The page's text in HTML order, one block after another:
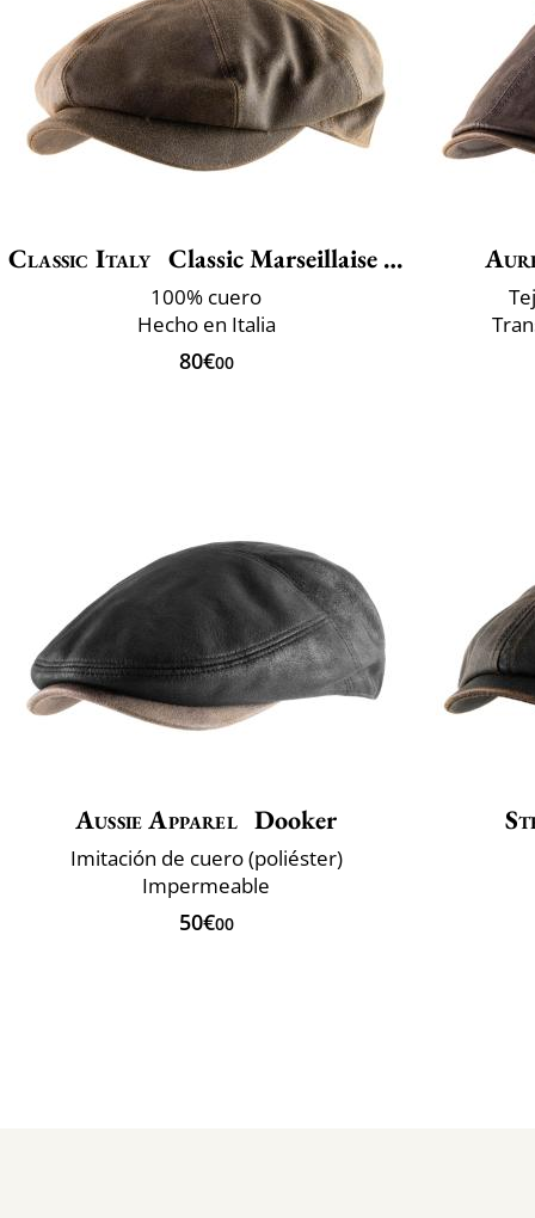
Classic Italy Classic Marseillaise Cuir
100% cuero
Hecho en Italia
80€00
Aussie Apparel Dooker
Imitación de cuero (poliéster)
Impermeable
50€00